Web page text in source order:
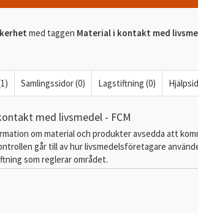
med taggen Material i kontakt med
Samlingssidor (0) Lagstiftning (0)
med livsmedel - FCM
om material och produkter avsedda att
går till av hur livsmedelsföretagare
som reglerar området.